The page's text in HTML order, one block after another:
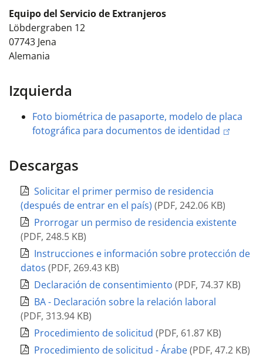
Equipo del Servicio de Extranjeros
Löbdergraben 12
07743 Jena
Alemania
Izquierda
Foto biométrica de pasaporte, modelo de placa
fotográfica para documentos de identidad
Descargas
Solicitar el primer permiso de residencia
(después de entrar en el país) (PDF, 242.06 KB)
Prorrogar un permiso de residencia existente
(PDF, 248.5 KB)
Instrucciones e información sobre protección de
datos (PDF, 269.43 KB)
Declaración de consentimiento (PDF, 74.37 KB)
BA - Declaración sobre la relación laboral
(PDF, 313.94 KB)
Procedimiento de solicitud (PDF, 61.87 KB)
Procedimiento de solicitud - Árabe(PDF, 47.2 KB)